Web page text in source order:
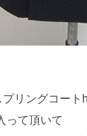
リングコート
って頂いて